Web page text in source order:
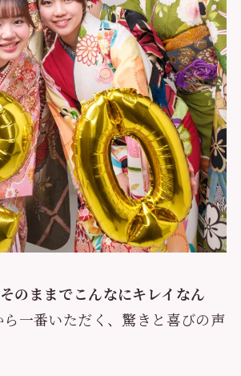
のままでこんなにキレイなん
ら一番いただく、驚きと喜びの声